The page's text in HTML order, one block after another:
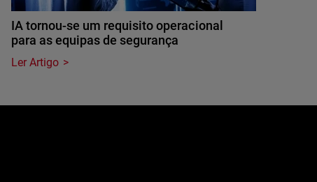
IA tornou-se um requisito operacional
para as equipas de segurança
Ler Artigo